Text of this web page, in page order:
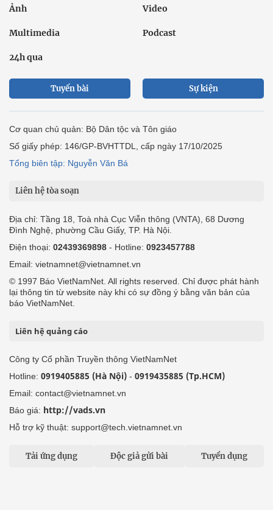
Ảnh Video
Multimedia Podcast
24h qua
Tuyến bài Sự kiện
Cơ quan chủ quản: Bộ Dân tộc và Tôn giáo
Số giấy phép: 146/GP-BVHTTDL, cấp ngày 17/10/2025
Tổng biên tập: Nguyễn Văn Bá
Liên hệ tòa soạn
Địa chỉ: Tầng 18, Toà nhà Cục Viễn thông (VNTA), 68 Dương
Đình Nghệ, phường Cầu Giấy, TP. Hà Nội.
Điện thoại: 02439369898 - Hotline: 0923457788
Email: vietnamnet@vietnamnet.vn
© 1997 Báo VietNamNet. All rights reserved. Chỉ được phát hành
lại thông tin từ website này khi có sự đồng ý bằng văn bản của
báo VietNamNet.
Liên hệ quảng cáo
Công ty Cổ phần Truyền thông VietNamNet
Hotline: 0919405885 (Hà Nội) - 0919435885 (Tp.HCM)
Email: contact@vietnamnet.vn
Báo giá: http://vads.vn
Hỗ trợ kỹ thuật: support@tech.vietnamnet.vn
Tải ứng dụng Độc giả gửi bài Tuyển dụng